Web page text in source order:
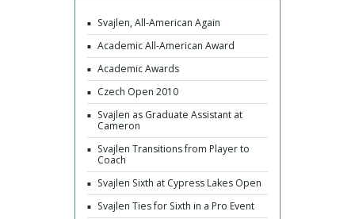
Svajlen, All-American Again
Academic All-American Award
Academic Awards
Czech Open 2010
Svajlen as Graduate Assistant at
Cameron
Svajlen Transitions from Player to
Coach
Svajlen Sixth at Cypress Lakes Open
Svajlen Ties for Sixth in a Pro Event